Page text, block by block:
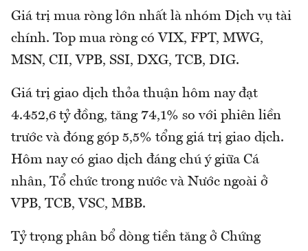
Giá trị mua ròng lớn nhất là nhóm Dịch vụ tài
chính. Top mua ròng có VIX, FPT, MWG,
MSN, CII, VPB, SSI, DXG, TCB, DIG.
Giá trị giao dịch thỏa thuận hôm nay đạt
4.452,6 tỷ đồng, tăng 74,1% so với phiên liền
trước và đóng góp 5,5% tổng giá trị giao dịch.
Hôm nay có giao dịch đáng chú ý giữa Cá
nhân, Tổ chức trong nước và Nước ngoài ở
VPB, TCB, VSC, MBB.
Tỷ trọng phân bổ dòng tiền tăng ở Chứng